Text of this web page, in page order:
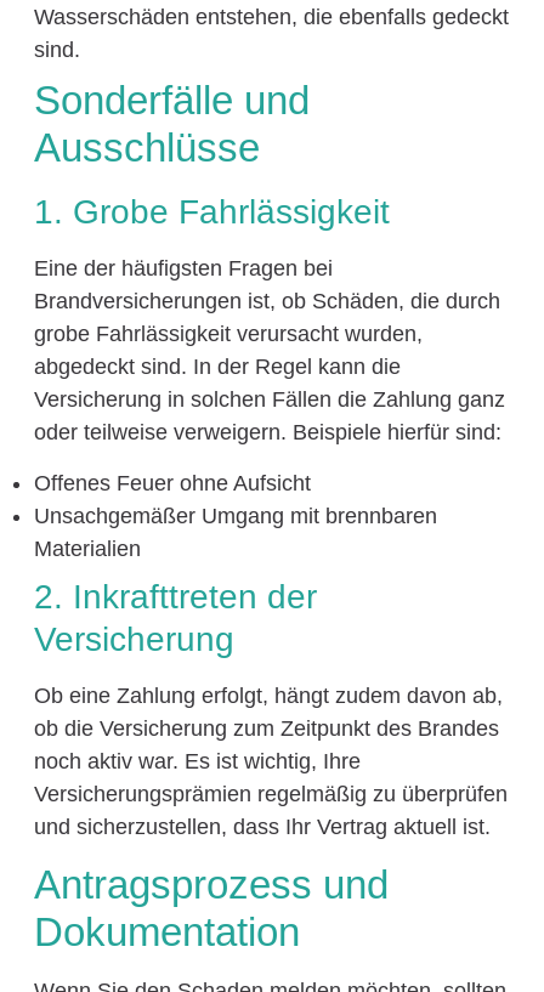
Wasserschäden entstehen, die ebenfalls gedeckt
sind.
Sonderfälle und
Ausschlüsse
1. Grobe Fahrlässigkeit
Eine der häufigsten Fragen bei
Brandversicherungen ist, ob Schäden, die durch
grobe Fahrlässigkeit verursacht wurden,
abgedeckt sind. In der Regel kann die
Versicherung in solchen Fällen die Zahlung ganz
oder teilweise verweigern. Beispiele hierfür sind:
Offenes Feuer ohne Aufsicht
Unsachgemäßer Umgang mit brennbaren
Materialien
2. Inkrafttreten der
Versicherung
Ob eine Zahlung erfolgt, hängt zudem davon ab,
ob die Versicherung zum Zeitpunkt des Brandes
noch aktiv war. Es ist wichtig, Ihre
Versicherungsprämien regelmäßig zu überprüfen
und sicherzustellen, dass Ihr Vertrag aktuell ist.
Antragsprozess und
Dokumentation